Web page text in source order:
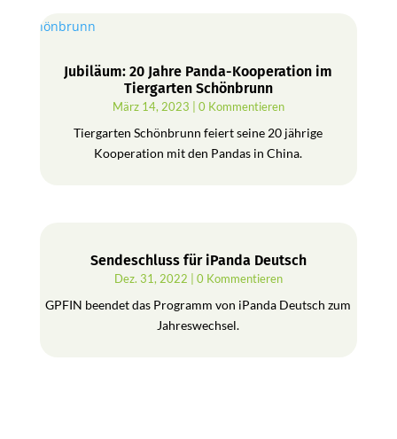
Jubiläum: 20 Jahre Panda-Kooperation im
Tiergarten Schönbrunn
März 14, 2023 | 0 Kommentieren
Tiergarten Schönbrunn feiert seine 20 jährige
Kooperation mit den Pandas in China.
Sendeschluss für iPanda Deutsch
Dez. 31, 2022 | 0 Kommentieren
GPFIN beendet das Programm von iPanda Deutsch zum
Jahreswechsel.